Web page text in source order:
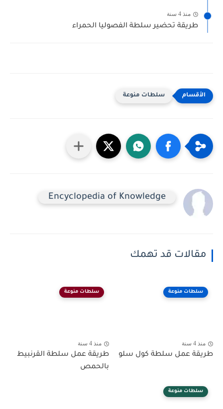
منذ 4 سنة
طريقة تحضير سلطة الفصوليا الحمراء
سلطات منوعة
Encyclopedia of Knowledge
مقالات قد تهمك
سلطات منوعة
منذ 4 سنة
طريقة عمل سلطة كول سلو
سلطات منوعة
منذ 4 سنة
طريقة عمل سلطة القرنبيط
بالحمص
سلطات منوعة